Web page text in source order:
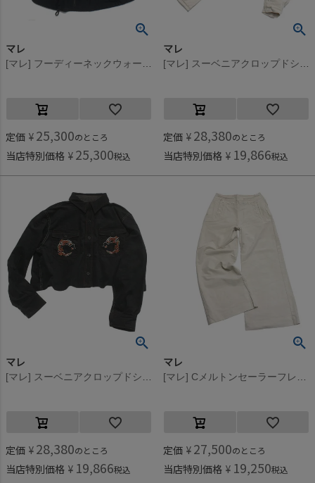
マレ
定価 ¥ 25,300のところ
当店特別価格 ¥ 25,300税込
マレ
定価 ¥ 28,380のところ
当店特別価格 ¥ 19,866税込
マレ
定価 ¥ 28,380のところ
当店特別価格 ¥ 19,866税込
マレ
定価 ¥ 27,500のところ
当店特別価格 ¥ 19,250税込